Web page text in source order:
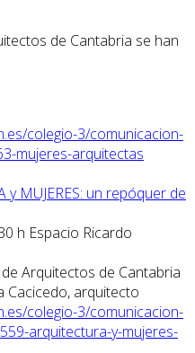
de Cantabria se han
colegio-3/comunicacion-
mujeres-arquitectas
y MUJERES: un repóquer de
h Espacio Ricardo
Arquitectos de Cantabria
Cacicedo, arquitecto
colegio-3/comunicacion-
arquitectura-y-mujeres-